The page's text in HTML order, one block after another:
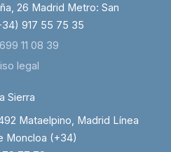
26 Madrid Metro: San
917 55 75 35
11 08 39
legal
Sierra
Mataelpino, Madrid Línea
Moncloa (+34)